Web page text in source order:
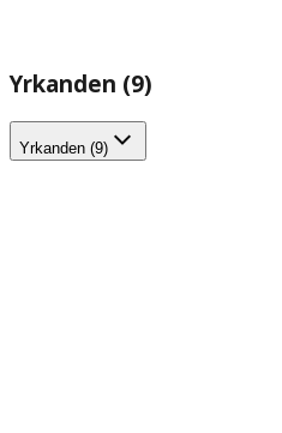
Yrkanden (9)
Yrkanden (9)